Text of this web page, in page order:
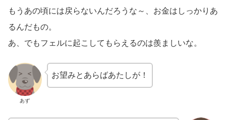
もうあの頃には戻らないんだろうな～、お金はしっかりあ
るんだもの。
あ、でもフェルに起こしてもらえるのは羨ましいな。
あず
お望みとあらばあたしが！